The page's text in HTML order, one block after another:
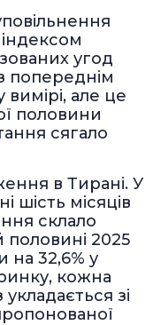
угод
попереднім
вимірі, але це
половини
сягало
в Тирані. У
шість місяців
склало
половині 2025
на 32,6% у
кожна
зі